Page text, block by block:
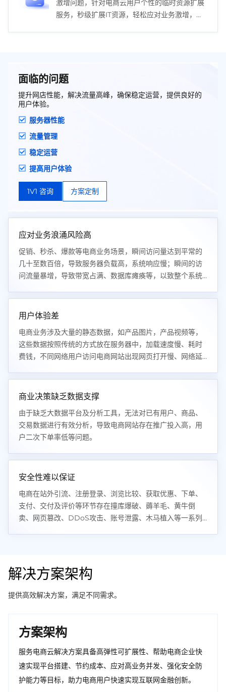
激增问题，针对电商云用户个性的临时资源扩展
服务，秒级扩展IT资源，轻松应对业务激增，帮
面临的问题
提升网店性能，解决流量高峰，确保稳定运营，提供良好的
用户体验。
服务器性能
流量管理
稳定运营
提高用户体验
1V1 咨询 方案定制
应对业务浪涌风险高
促销、秒杀、爆款等电商业务场景，瞬间访问量达到平常的
几十至数百倍，导致服务器负载高，系统响应慢；瞬间的访
问流量暴增，导致带宽占满、数据库瘫痪等，以致整个系统
用户体验差
电商业务涉及大量的静态数据，如产品图片，产品视频等，
这些数据按照传统的方式放在服务器中，加载速度慢、耗时
费钱，不同网络用户访问电商网站出现网页打开慢、网络延
商业决策缺乏数据支撑
由于缺乏大数据平台及分析工具，无法对已有用户、商品、
交易数据进行有效分析，导致电商网站存在推广投入高，用
户二次下单率低等问题。
安全性难以保证
电商在站外引流、注册登录、浏览比较、获取优惠、下单、
支付、交付及评价等环节存在撞库爆破、薅羊毛、黄牛倒
卖、网页篡改、DDoS攻击、账号泄露、木马植入等一系列
解决方案架构
提供高效解决方案，满足不同需求。
方案架构
服务电商云解决方案具备高弹性可扩展性、帮助电商企业快
速实现平台搭建、节约成本、应对高业务并发、强化安全防
护能力等目标，助力电商用户快速实现互联网金融创新。